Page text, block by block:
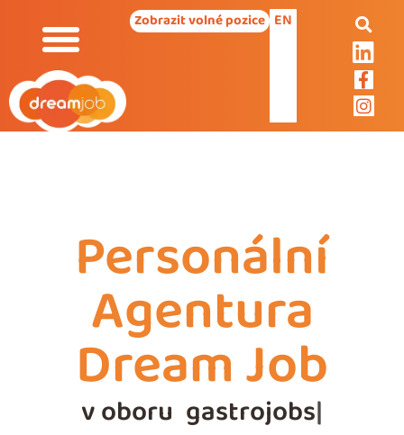
Zobrazit volné pozice EN
Personální
Agentura
Dream Job
v oboru gastrojobs